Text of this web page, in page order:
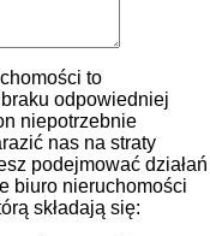
to
odpowiedniej
niepotrzebnie
nas na straty
podejmować działań
biuro nieruchomości
składają się: